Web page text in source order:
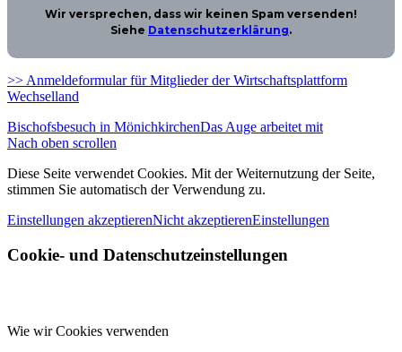
Wir versprechen, dass wir keinen Spam versenden!
Siehe Datenschutzerklärung.
>> Anmeldeformular für Mitglieder der Wirtschaftsplattform
Wechselland
Bischofsbesuch in MönichkirchenDas Auge arbeitet mit
Nach oben scrollen
Diese Seite verwendet Cookies. Mit der Weiternutzung der Seite,
stimmen Sie automatisch der Verwendung zu.
Einstellungen akzeptierenNicht akzeptierenEinstellungen
Cookie- und Datenschutzeinstellungen
Wie wir Cookies verwenden